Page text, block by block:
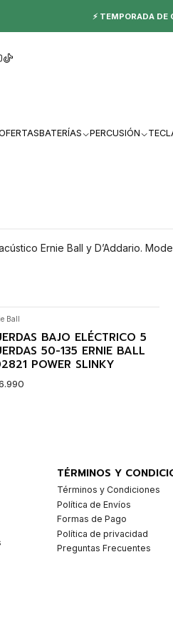
BATERÍAS PERCUSIÓN
⚡ TEMPORADA
Ernie Ball y D’Addario.
Ball
BAJO ELÉCTRICO 5
50-135 ERNIE BALL
POWER SLINKY
TÉRMINOS Y
Términos y Condiciones
Política de Envíos
Formas de Pago
Política de privacidad
Preguntas Frecuentes